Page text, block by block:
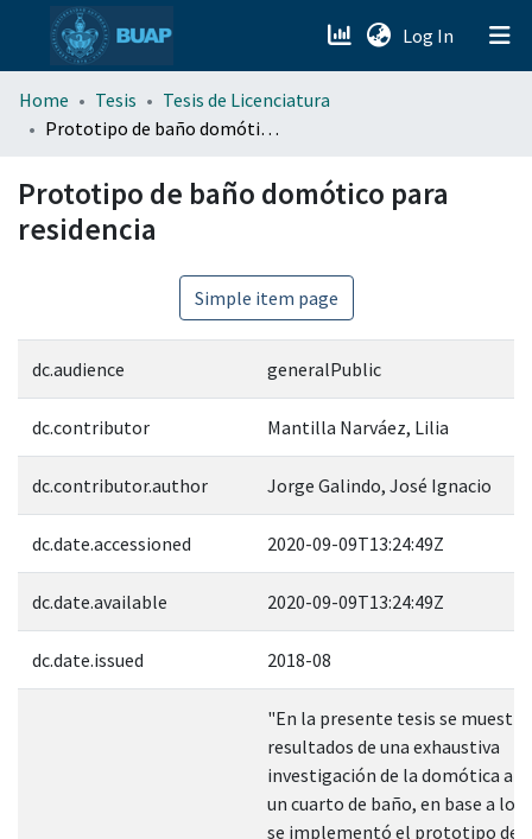
Log In (current)
menu.section.about_menu
Home Tesis
Tesis de Licenciatura
Prototipo de baño domótico para residencia
Prototipo de baño domótico para
residencia
Simple item page
dc.audience generalPublic
dc.contributor Mantilla Narváez, Lilia
dc.contributor.author Jorge Galindo, José Ignacio
dc.date.accessioned 2020-09-09T13:24:49Z
dc.date.available 2020-09-09T13:24:49Z
dc.date.issued 2018-08
"En la presente tesis se
resultados de una exhaustiva
investigación de la domótica
un cuarto de baño, en base a lo
se implementó el prototipo de